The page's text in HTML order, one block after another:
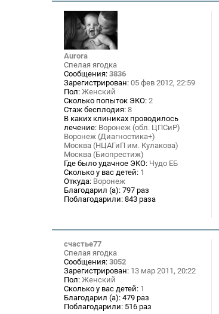
Aurora
Спелая ягодка
Сообщения: 3836
Зарегистрирован: 05 фев 2012, 22:59
Пол: Женский
Сколько попыток ЭКО: 2
Стаж бесплодия: 8
В каких клиниках проводилось
лечение: Воронеж (обл. ЦПСиР)
Воронеж (Диагностика+)
Москва (НЦАГиП им. Кулакова)
Москва (Биопрестиж)
Где было удачное ЭКО: Чудо ЕБ
Сколько у вас детей: 1
Откуда: Воронеж
Благодарил (а): 797 раз
Поблагодарили: 843 раза
счастье77
Спелая ягодка
Сообщения: 3052
Зарегистрирован: 13 мар 2011, 20:22
Пол: Женский
Сколько у вас детей: 1
Благодарил (а): 479 раз
Поблагодарили: 516 раз